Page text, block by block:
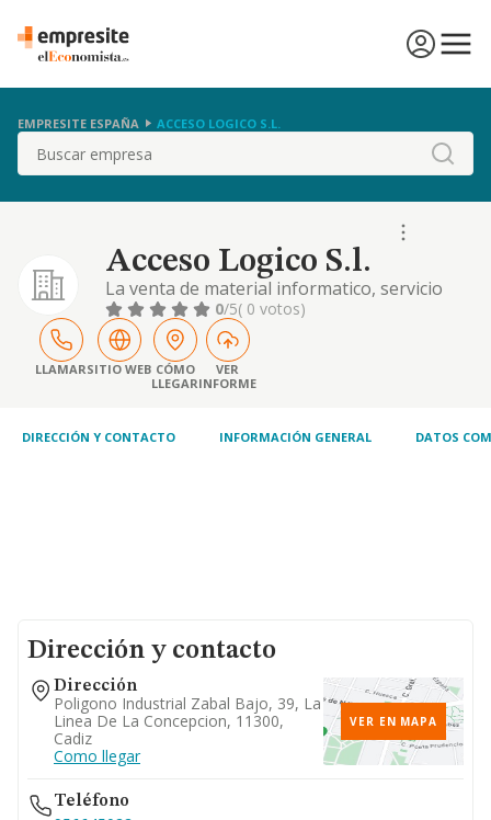
EMPRESITE ESPAÑA ACCESO LOGICO S.L.
Buscar
Acceso Logico S.l.
La venta de material informatico, servicio
tecnico, apoyo y reparacion de material
informatico, curso de ensenanza
informatica.
0/5( 0 votos)
LLAMARSITIO WEB CÓMO
LLEGAR
VER
INFORME
DIRECCIÓN Y CONTACTO INFORMACIÓN GENERAL DATOS
Dirección y contacto
Dirección
Poligono Industrial Zabal Bajo, 39, La
Linea De La Concepcion, 11300,
Cadiz
Como llegar
VER EN MAPA
Teléfono